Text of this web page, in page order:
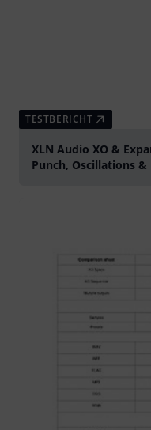
TESTBERICHT
XLN Audio XO &
Punch, Oscillations